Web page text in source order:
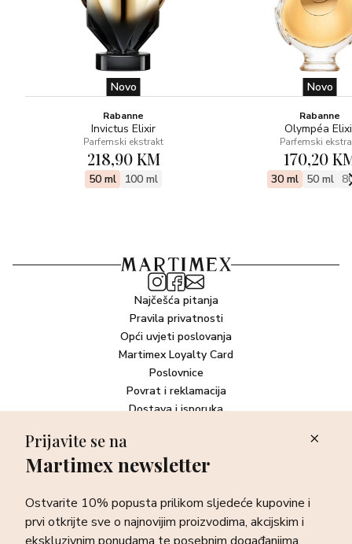
Novo
Rabanne
Invictus Elixir
Parfemski ekstrakt
218,90 KM
50 ml 100 ml
Novo
Rabanne
Olympéa
Parfemski
170,20
30 ml 50 ml
Najčešća pitanja
Pravila privatnosti
Opći uvjeti poslovanja
Martimex Loyalty Card
Poslovnice
Povrat i reklamacija
Dostava i isporuka
Newsletter
sve o najnovijim proizvodima, akcijskim i ekskluzivnim
ponudama te posebnim događanjima.
Prijavite se na
Martimex newsletter
Ostvarite 10% popusta prilikom sljedeće kupovine i
prvi otkrijte sve o najnovijim proizvodima, akcijskim i